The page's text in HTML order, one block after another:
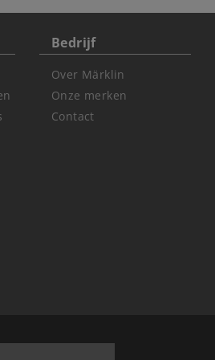
Bedrijf
Over Märklin
Onze merken
Contact